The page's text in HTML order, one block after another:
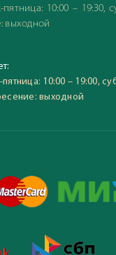
10:00 – 19:30,
выходной
10:00 – 19:00,
выходной